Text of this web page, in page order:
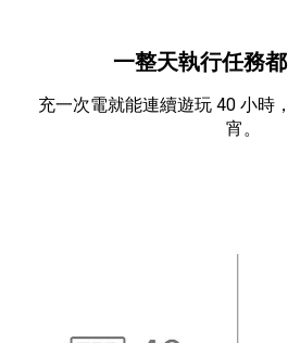
一整天執行任務
充一次電就能連續遊玩 40 小時
宵。